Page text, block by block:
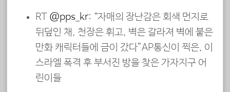
RT @pps_kr: “자매의 장난감은 회색 먼지로
뒤덮인 채, 천장은 휘고, 벽은 갈라져 벽에 붙은
만화 캐릭터들에 금이 갔다”AP통신이 찍은, 이
스라엘 폭격 후 부서진 방을 찾은 가자지구 어
린이들